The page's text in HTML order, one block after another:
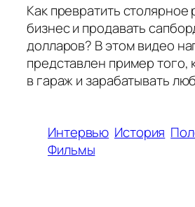
Как превратить
бизнес и продавать
долларов? В этом видео
представлен пример того,
в гараж и зарабатывать
Интервью История
Фильмы